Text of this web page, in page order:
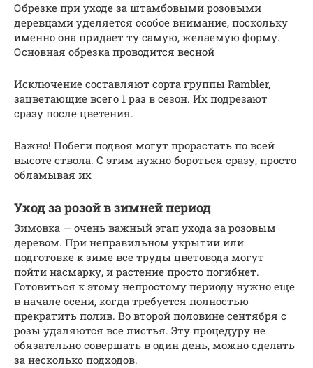
Обрезке при уходе за штамбовыми розовыми
деревцами уделяется особое внимание, поскольку
именно она придает ту самую, желаемую форму.
Основная обрезка проводится весной
Исключение составляют сорта группы Rambler,
зацветающие всего 1 раз в сезон. Их подрезают
сразу после цветения.
Важно! Побеги подвоя могут прорастать по всей
высоте ствола. С этим нужно бороться сразу, просто
обламывая их
Уход за розой в зимней период
Зимовка — очень важный этап ухода за розовым
деревом. При неправильном укрытии или
подготовке к зиме все труды цветовода могут
пойти насмарку, и растение просто погибнет.
Готовиться к этому непростому периоду нужно еще
в начале осени, когда требуется полностью
прекратить полив. Во второй половине сентября с
розы удаляются все листья. Эту процедуру не
обязательно совершать в один день, можно сделать
за несколько подходов.